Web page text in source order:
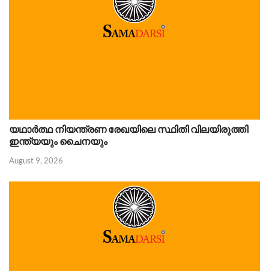
യഥാർത്ഥ നിയന്ത്രണ രേഖയിലെ സ്ഥിതി വിലയിരുത്തി
ഇന്ത്യയും ചൈനയും
August 9, 2026